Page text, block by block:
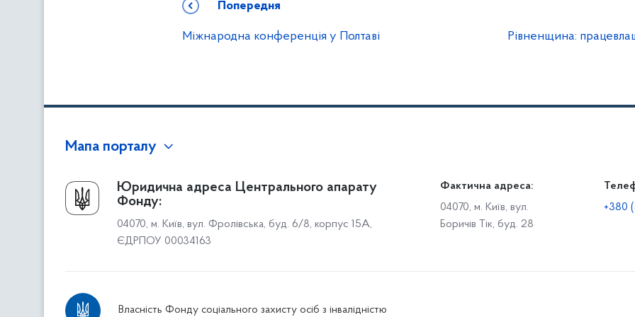
Попередня
Міжнародна конференція у Полтаві Рівненщина:
Мапа порталу
Про Фонд
Керівництво
Структура Фонду
Територіальні відділення
Дніпропетровське відділення
Громадянам
Доступ до публічної інформації
Звіти щодо роботи із запитами на отримання публічної
Юридична адреса Центрального апарату
Фонду:
04070, м. Київ, вул. Фролівська, буд. 6/8, корпус 15А,
ЄДРПОУ 00034163
Фактична адреса:
04070, м. Київ, вул.
Боричів Тік, буд. 28
+380
Власність Фонду соціального захисту осіб з інвалідністю